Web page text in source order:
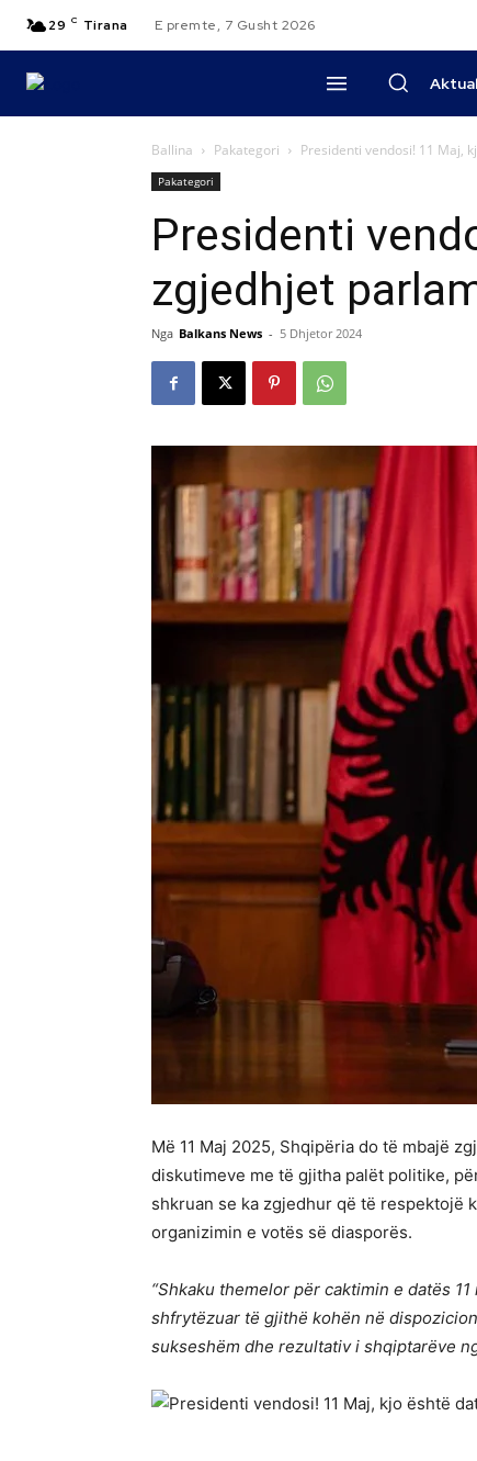
29 C Tirana E premte, 7 Gusht 2026
Ballina Pakategori Presidenti vendosi! 11 Maj,
Pakategori
Presidenti
zgjedhjet
Nga Balkans News - 5 Dhjetor 2024
Më 11 Maj 2025, Shqipëria do të mbajë
diskutimeve me të gjitha palët politike,
shkruan se ka zgjedhur që të respektojë
organizimin e votës së diasporës.
“Shkaku themelor për caktimin e datës
shfrytëzuar të gjithë kohën në
sukseshëm dhe rezultativ i shqiptarëve